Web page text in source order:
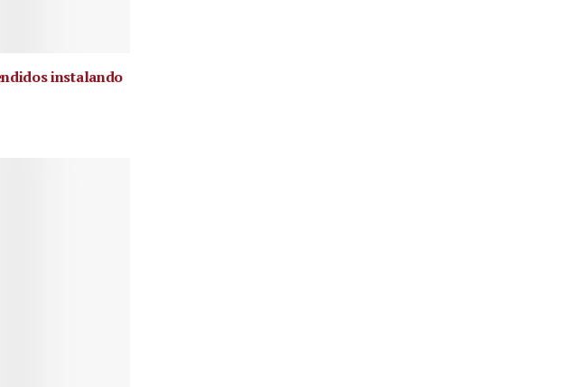
instalando